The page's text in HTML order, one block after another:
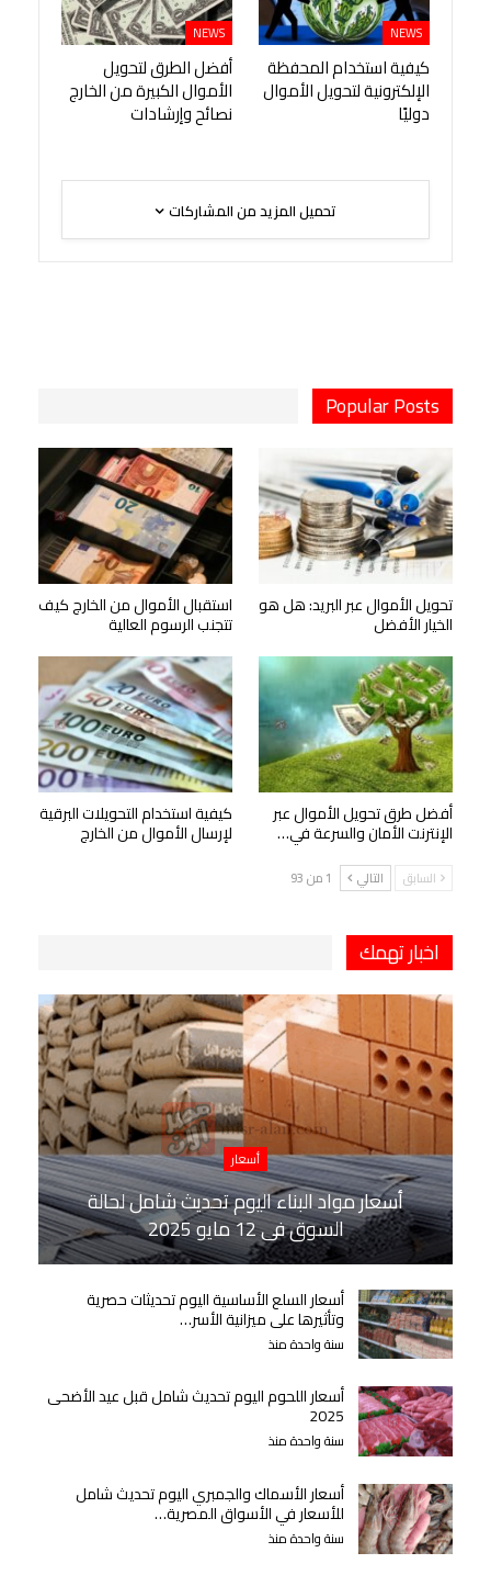
NEWS
كيفية استخدام المحفظة
الإلكترونية لتحويل الأموال
دوليًا
NEWS
أفضل الطرق لتحويل
الأموال الكبيرة من الخارج
نصائح وإرشادات
تحميل المزيد من المشاركات
Popular Posts
تحويل الأموال عبر البريد: هل هو
الخيار الأفضل
استقبال الأموال من الخارج كيف
تتجنب الرسوم العالية
أفضل طرق تحويل الأموال عبر
الإنترنت الأمان والسرعة في…
كيفية استخدام التحويلات البرقية
لإرسال الأموال من الخارج
السابق التالي 1 من 93
اخبار تهمك
أسعار
أسعار مواد البناء اليوم تحديث شامل لحالة
السوق في 12 مايو 2025
أسعار السلع الأساسية اليوم تحديثات حصرية
وتأثيرها على ميزانية الأسر…
سنة واحدة منذ
أسعار اللحوم اليوم تحديث شامل قبل عيد الأضحى
2025
سنة واحدة منذ
أسعار الأسماك والجمبري اليوم تحديث شامل
للأسعار في الأسواق المصرية…
سنة واحدة منذ